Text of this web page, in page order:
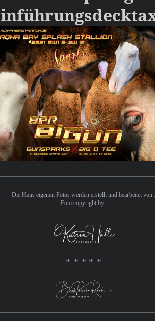
Die Haus eigenen Fotos werden erstellt und bearbeitet von :
Foto copyright by :
* * * * *